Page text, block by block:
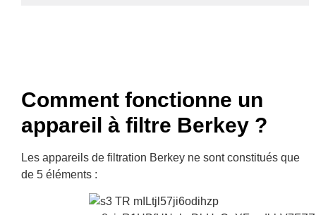
Comment fonctionne un
appareil à filtre Berkey ?
Les appareils de filtration Berkey ne sont constitués que
de 5 éléments :